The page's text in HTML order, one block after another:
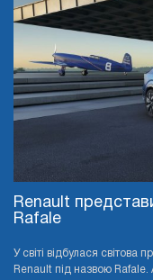
Renault
Rafale
У світі відбулася
Renault під назвою Rafale.